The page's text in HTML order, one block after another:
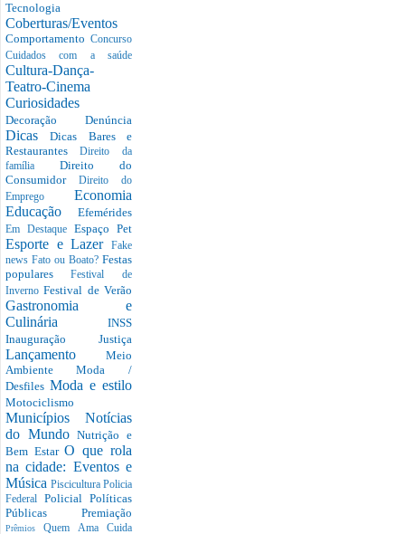
Tecnologia
Coberturas/Eventos
Comportamento Concurso
Cuidados com a saúde
Cultura-Dança-
Teatro-Cinema
Curiosidades
Decoração Denúncia
DicasDicas Bares e
RestaurantesDireito da
família Direito do
Consumidor Direito do
Emprego Economia
Educação Efemérides
Em Destaque Espaço Pet
Esporte e Lazer
Fake
news Fato ou Boato? Festas
popularesFestival de
InvernoFestival de Verão
Gastronomia e
Culinária INSS
Inauguração Justiça
Lançamento Meio
AmbienteModa /
Desfiles Moda e estilo
Motociclismo
Municípios Notícias
do MundoNutrição e
Bem EstarO que rola
na cidade: Eventos e
Música Piscicultura Policia
Federal Policial Políticas
Públicas Premiação
PrêmiosQuem Ama Cuida